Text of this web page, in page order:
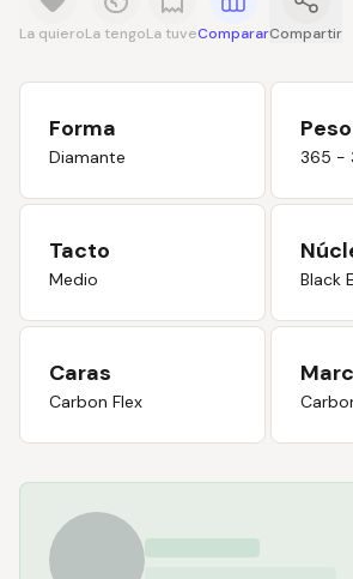
La quieroLa tengoLa tuveCompararCompartir
Forma
Diamante
Peso
365 -
Tacto
Medio Black
Caras
Carbon Flex